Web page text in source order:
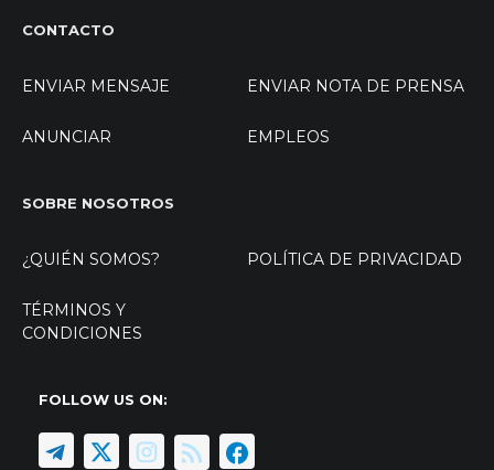
CONTACTO
ENVIAR MENSAJE ENVIAR NOTA DE PRENSA
ANUNCIAR EMPLEOS
SOBRE NOSOTROS
¿QUIÉN SOMOS? POLÍTICA DE PRIVACIDAD
TÉRMINOS Y
CONDICIONES
FOLLOW US ON: